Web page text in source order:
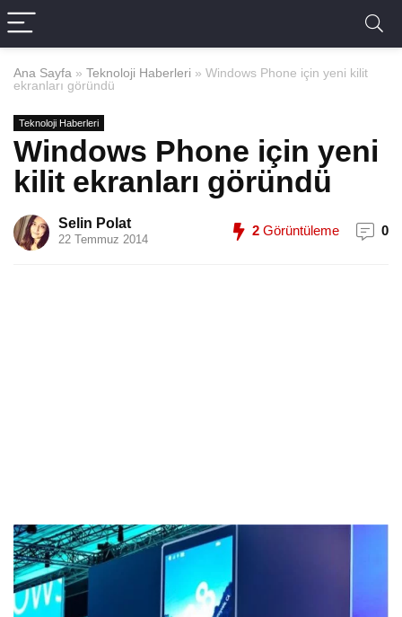
Ana Sayfa » Teknoloji Haberleri » Windows Phone için yeni kilit
ekranları göründü
Teknoloji Haberleri
Windows Phone için yeni
kilit ekranları göründü
Selin Polat
22 Temmuz 2014
2 Görüntüleme 0